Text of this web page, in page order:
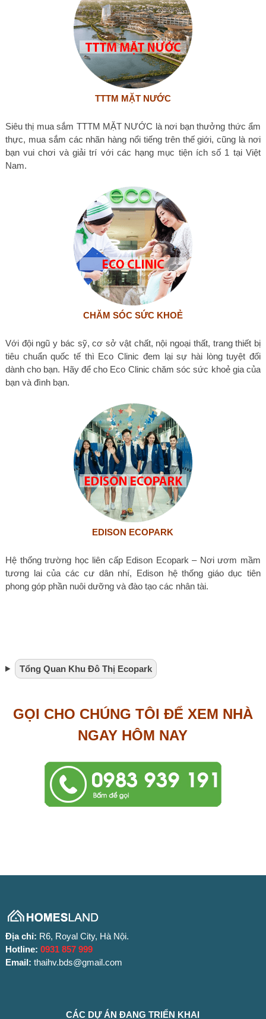
TTTM MẶT NƯỚC
Siêu thị mua sắm TTTM MẶT NƯỚC là nơi bạn thưởng thức ẩm
thực, mua sắm các nhãn hàng nổi tiếng trên thế giới, cũng là nơi
bạn vui chơi và giải trí với các hạng mục tiện ích số 1 tại Việt
Nam.
CHĂM SÓC SỨC KHOẺ
Với đội ngũ y bác sỹ, cơ sở vật chất, nội ngoại thất, trang thiết bị
tiêu chuẩn quốc tế thì Eco Clinic đem lại sự hài lòng tuyệt đối
dành cho bạn. Hãy để cho Eco Clinic chăm sóc sức khoẻ gia của
bạn và đình bạn.
EDISON ECOPARK
Hệ thống trường học liên cấp Edison Ecopark – Nơi ươm mầm
tương lai của các cư dân nhí, Edison hệ thống giáo dục tiên
phong góp phần nuôi dưỡng và đào tạo các nhân tài.
Tổng Quan Khu Đô Thị Ecopark
GỌI CHO CHÚNG TÔI ĐỂ XEM NHÀ
NGAY HÔM NAY
Địa chỉ: R6, Royal City, Hà Nội.
Hotline: 0931 857 999
Email: thaihv.bds@gmail.com
CÁC DỰ ÁN ĐANG TRIỂN KHAI